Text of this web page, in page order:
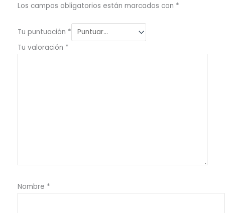
Los campos obligatorios están marcados con *
Tu puntuación *
Tu valoración *
Nombre *